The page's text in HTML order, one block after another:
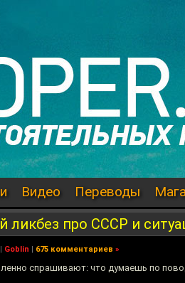
Видео Переводы
ликбез про СССР и
Goblin | 675 комментариев »
спрашивают: что думаешь по